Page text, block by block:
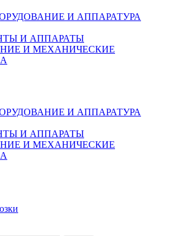
И АППАРАТУРА
И АППАРАТЫ
И МЕХАНИЧЕСКИЕ
И АППАРАТУРА
И АППАРАТЫ
И МЕХАНИЧЕСКИЕ